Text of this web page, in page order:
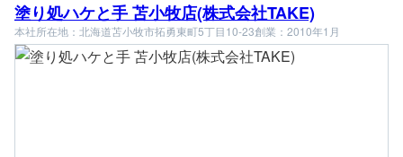
塗り処ハケと手 苫小牧店(株式会社TAKE)
本社所在地：北海道苫小牧市拓勇東町5丁目10-23創業：2010年1月